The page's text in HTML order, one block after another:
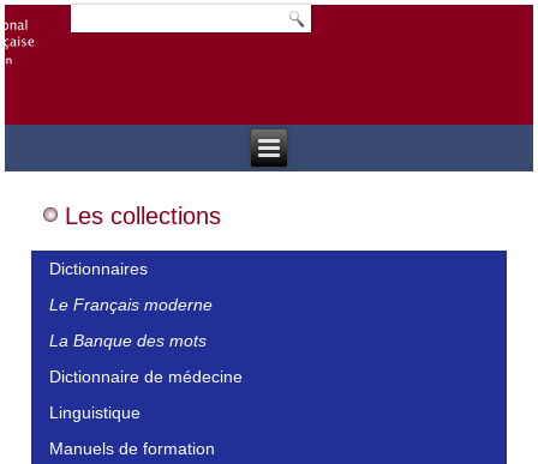
Les collections
Dictionnaires
Le Français moderne
La Banque des mots
Dictionnaire de médecine
Linguistique
Manuels de formation